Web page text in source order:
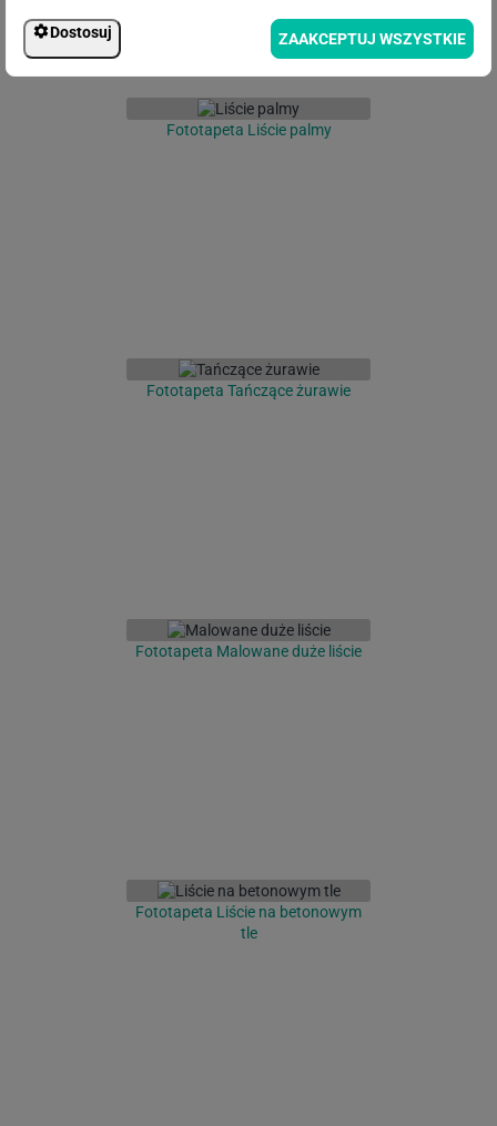
Fototapeta Liście palmy
Fototapeta Tańczące żurawie
Fototapeta Malowane duże liście
Fototapeta Liście na betonowym
tle
Dostosuj ZAAKCEPTUJ WSZYSTKIE